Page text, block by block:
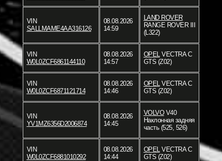
VIN
SALLMAME4AA316126
08.08.2026
14:59
LAND ROVER
RANGE ROVER III
(L322)
VIN
W0L0ZCF6861144110
08.08.2026
14:57
OPELVECTRA C
GTS (Z02)
VIN
W0L0ZCF6871121714
08.08.2026
14:46
OPELVECTRA C
GTS (Z02)
VIN
YV1MZ6356D2006874
08.08.2026
14:45
VOLVOV40
Наклонная задняя
часть (525, 526)
VIN
W0L0ZCF6881010292
08.08.2026
14:44
OPELVECTRA C
GTS (Z02)